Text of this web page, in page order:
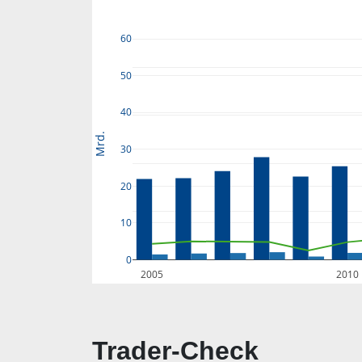
2005 2010
0
10
20
30
40
50
60
Mrd.
Trader-Check